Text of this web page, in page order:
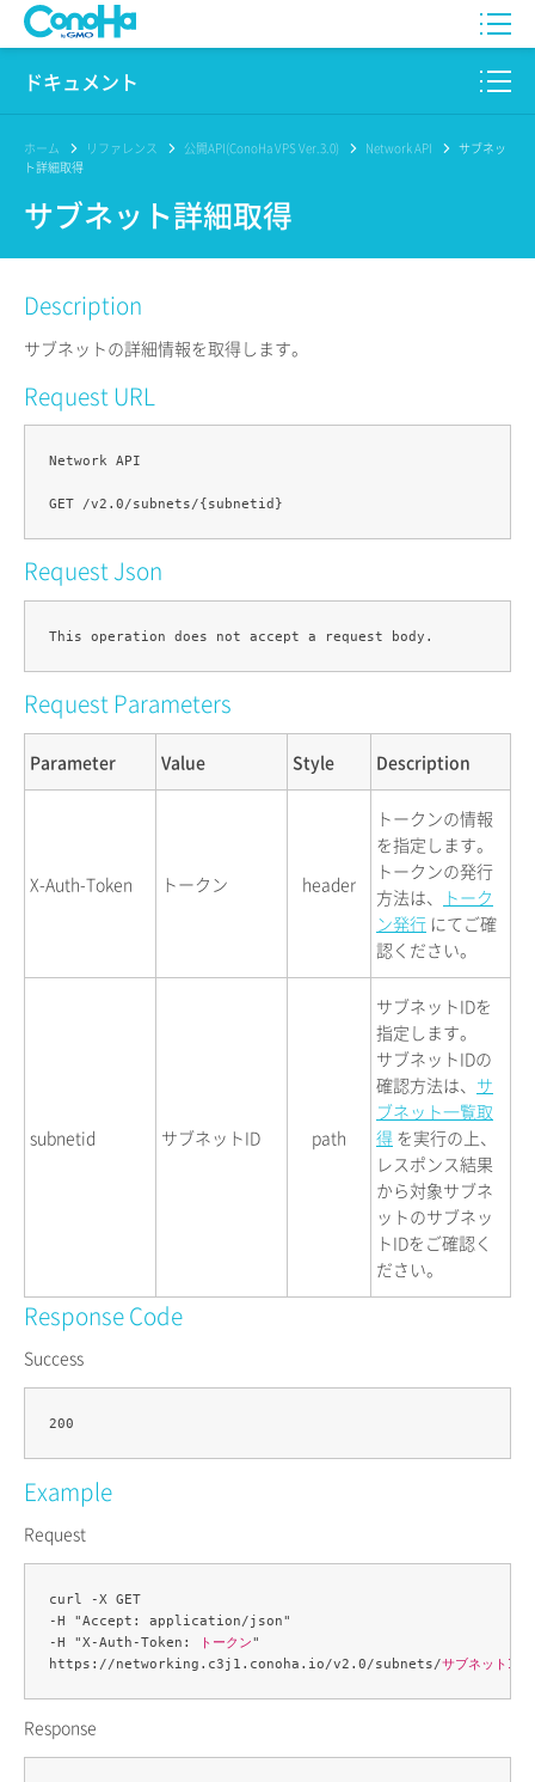
WING
Pencil
サービス一覧
サポート
ドキュメント
このサイトについて
プロダクト
リファレンス
リリースノート
ホーム リファレンス 公開API(ConoHa VPS Ver.3.0) Network API
サブネッ
ト詳細取得
サブネット詳細取得
Description
サブネットの詳細情報を取得します。
Request URL
Network API
Request Json
Request Parameters
Parameter Value Style Description
X-Auth-Token トークン header
トークンの情報
を指定します。
トークンの発行
方法は、
トーク
ン発行 にてご確
認ください。
subnetid サブネットID path
サブネットIDを
指定します。
サブネットIDの
確認方法は、 サ
ブネット一覧取
得 を実行の上、
レスポンス結果
から対象サブネ
ットのサブネッ
トIDをご確認く
ださい。
Response Code
Success
Example
Request
curl -X GET
-H "Accept: application/json"
-H "X-Auth-Token:
トークン"
https://networking.c3j1.conoha.io/v2.0/subnets/サブネットID
Response